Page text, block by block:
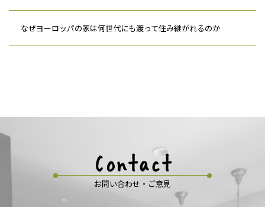
なぜヨーロッパの家は何世代にも渡って住み継がれるのか
Contact
お問い合わせ・ご意見